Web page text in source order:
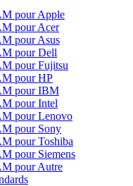
pour Apple
pour Acer
pour Asus
pour Dell
pour Fujitsu
pour HP
pour IBM
pour Intel
pour Lenovo
pour Sony
pour Toshiba
pour Siemens
pour Autre